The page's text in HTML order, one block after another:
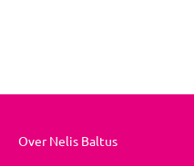
Over Nelis Baltus